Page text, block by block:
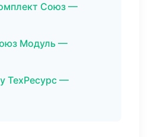
Союз —
Модуль —
ТехРесурс —